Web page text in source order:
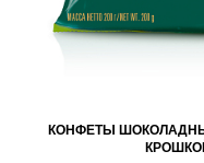
КОНФЕТЫ